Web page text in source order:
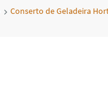
Conserto de Geladeira